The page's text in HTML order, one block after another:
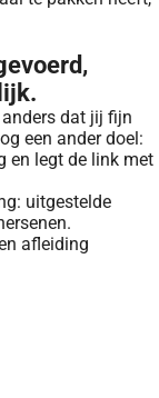
dat jij fijn
een ander doel:
en legt de link met
uitgestelde
afleiding